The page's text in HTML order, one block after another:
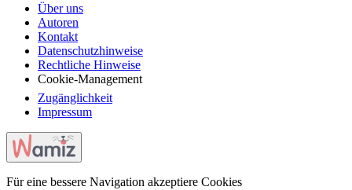
Über uns
Autoren
Kontakt
Datenschutzhinweise
Rechtliche Hinweise
Cookie-Management
Zugänglichkeit
Impressum
Für eine bessere Navigation akzeptiere Cookies